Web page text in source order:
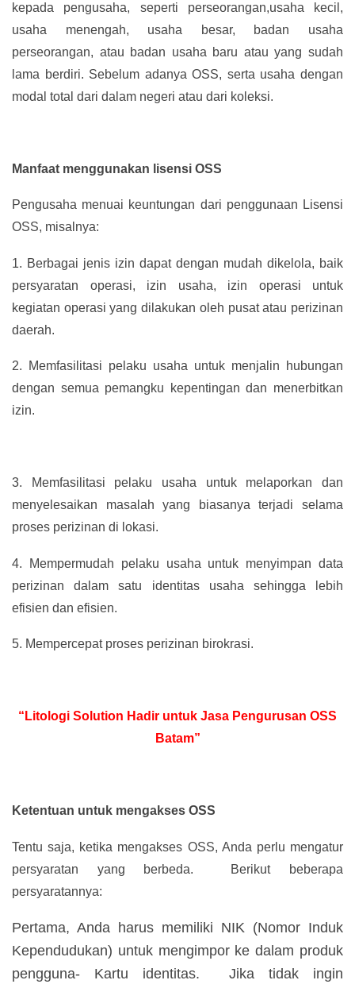
kepada pengusaha, seperti perseorangan,usaha kecil,
usaha menengah, usaha besar, badan usaha
perseorangan, atau badan usaha baru atau yang sudah
lama berdiri. Sebelum adanya OSS, serta usaha dengan
modal total dari dalam negeri atau dari koleksi.
Manfaat menggunakan lisensi OSS
Pengusaha menuai keuntungan dari penggunaan Lisensi
OSS, misalnya:
1. Berbagai jenis izin dapat dengan mudah dikelola, baik
persyaratan operasi, izin usaha, izin operasi untuk
kegiatan operasi yang dilakukan oleh pusat atau perizinan
daerah.
2.
Memfasilitasi pelaku usaha untuk menjalin hubungan
dengan semua pemangku kepentingan dan menerbitkan
izin.
3.
Memfasilitasi pelaku usaha untuk melaporkan dan
menyelesaikan masalah yang biasanya terjadi selama
proses perizinan di lokasi.
4.
Mempermudah pelaku usaha untuk menyimpan data
perizinan dalam satu identitas usaha sehingga lebih
efisien dan efisien.
5. Mempercepat proses perizinan birokrasi.
“Litologi Solution Hadir untuk Jasa Pengurusan OSS
Batam”
Ketentuan untuk mengakses OSS
Tentu saja, ketika mengakses OSS, Anda perlu mengatur
persyaratan yang berbeda. Berikut beberapa
persyaratannya:
Pertama, Anda harus memiliki NIK (Nomor Induk
Kependudukan) untuk mengimpor ke dalam produk
pengguna- Kartu identitas. Jika tidak ingin